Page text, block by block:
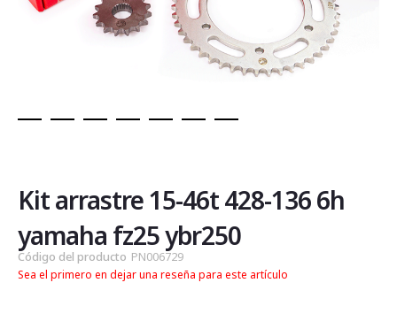
de
la
de
imágenes
Kit arrastre 15-46t 428-136 6h
yamaha fz25 ybr250
Código del producto PN006729
Sea el primero en dejar una reseña para este artículo